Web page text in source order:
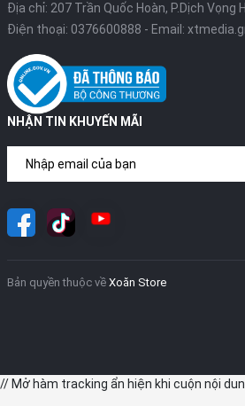
Địa chỉ: 207 Trần Quốc Hoàn, P.Dịch Vọng
Điện thoại: 0376600888 - Email:
NHẬN TIN KHUYẾN MÃI
Bản quyền thuộc về Xoăn Store
// Mở hàm tracking ẩn hiện khi cuộn nội